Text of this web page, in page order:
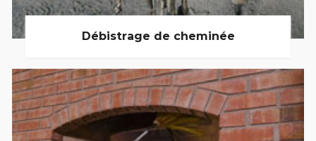
Débistrage de cheminée